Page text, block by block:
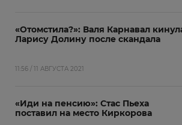
«Отомстила?»: Валя Карнавал
Ларису Долину после скандала
11:56 / 11 АВГУСТА 2021
«Иди на пенсию»: Стас Пьеха
поставил на место Киркорова